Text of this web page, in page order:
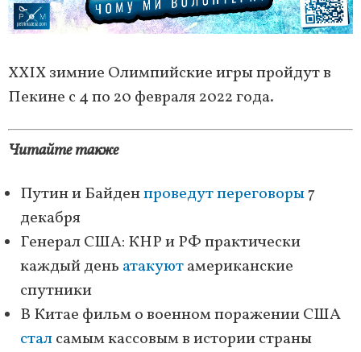
XXIX зимние Олимпийские игры пройдут в
Пекине с 4 по 20 февраля 2022 года.
Читайте также
Путин и Байденпроведут переговоры7
декабря
Генерал США: КНР и РФ практически
каждый день атакуютамериканские
спутники
В Китае фильм о военном поражении США
сталсамым кассовым в истории страны